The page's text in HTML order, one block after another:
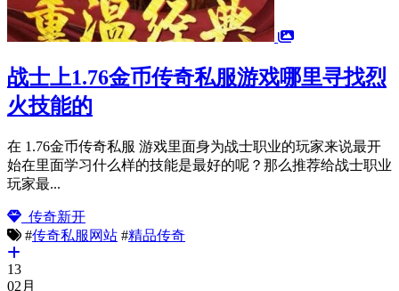
战士上1.76金币传奇私服游戏哪里寻找烈
火技能的
在 1.76金币传奇私服 游戏里面身为战士职业的玩家来说最开
始在里面学习什么样的技能是最好的呢？那么推荐给战士职业
玩家最...
传奇新开
#传奇私服网站 #精品传奇
13
02月